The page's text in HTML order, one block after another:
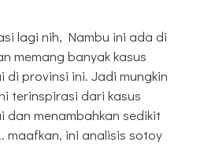
lagi nih, Nambu ini ada di
memang banyak kasus
di provinsi ini. Jadi mungkin
terinspirasi dari kasus
dan menambahkan sedikit
maafkan, ini analisis sotoy